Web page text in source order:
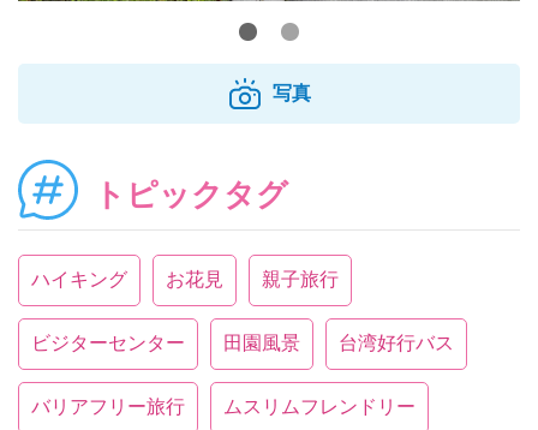
写真
トピックタグ
ハイキング お花見 親子旅行
ビジターセンター 田園風景 台湾好行バス
バリアフリー旅行 ムスリムフレンドリー